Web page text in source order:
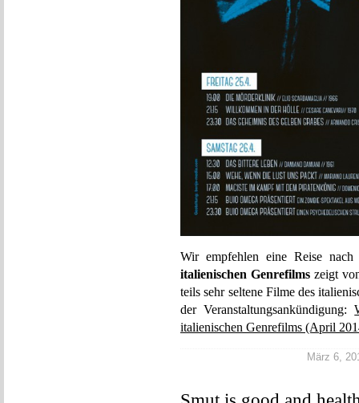
Wir empfehlen eine Reise
italienischen Genrefilms zeigt
teils sehr seltene Filme des
der Veranstaltungsankündigung:
italienischen Genrefilms (April
März 6,